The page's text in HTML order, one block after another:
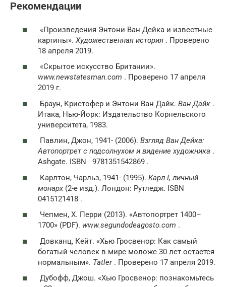
Рекомендации
«Произведения Энтони Ван Дейка и известные
картины». Художественная история . Проверено
18 апреля 2019.
«Скрытое искусство Британии».
www.newstatesman.com . Проверено 17 апреля
2019 г.
Браун, Кристофер и Энтони Ван Дайк. Ван Дайк .
Итака, Нью-Йорк: Издательство Корнельского
университета, 1983.
Павлин, Джон, 1941- (2006). Взгляд Ван Дейка:
Автопортрет с подсолнухом и видение художника .
Ashgate. ISBN 9781351542869 .
Карлтон, Чарльз, 1941- (1995). Карл I, личный
монарх (2-е изд.). Лондон: Рутледж. ISBN
0415121418 .
Чепмен, Х. Перри (2013). «Автопортрет 1400–
1700» (PDF). www.segundodeagosto.com .
Довканц, Кейт. «Хью Гросвенор: Как самый
богатый человек в мире моложе 30 лет остается
нормальным». Tatler . Проверено 17 апреля 2019.
Дубофф, Джош. «Хью Гросвенор: познакомьтесь